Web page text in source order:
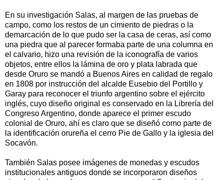
En su investigación Salas, al margen de las pruebas de
campo, como los restos de un cimiento de piedras o la
demarcación de lo que pudo ser la casa de ceras, así como
una piedra que al parecer formaba parte de una columna en
el calvario, hizo una revisión de la iconografía de varios
objetos, entre ellos la lámina de oro y plata labrada que
desde Oruro se mandó a Buenos Aires en calidad de regalo
en 1808 por instrucción del alcalde Eusebio del Portillo y
Garay para reconocer el triunfo argentino sobre el ejército
inglés, cuyo diseño original es conservado en la Librería del
Congreso Argentino, donde aparece el primer escudo
colonial de Oruro, ahí es claro que se diseñó como parte de
la identificación orureña el cerro Pie de Gallo y la iglesia del
Socavón.
También Salas posee imágenes de monedas y escudos
institucionales antiguos donde se incorporaron diseños